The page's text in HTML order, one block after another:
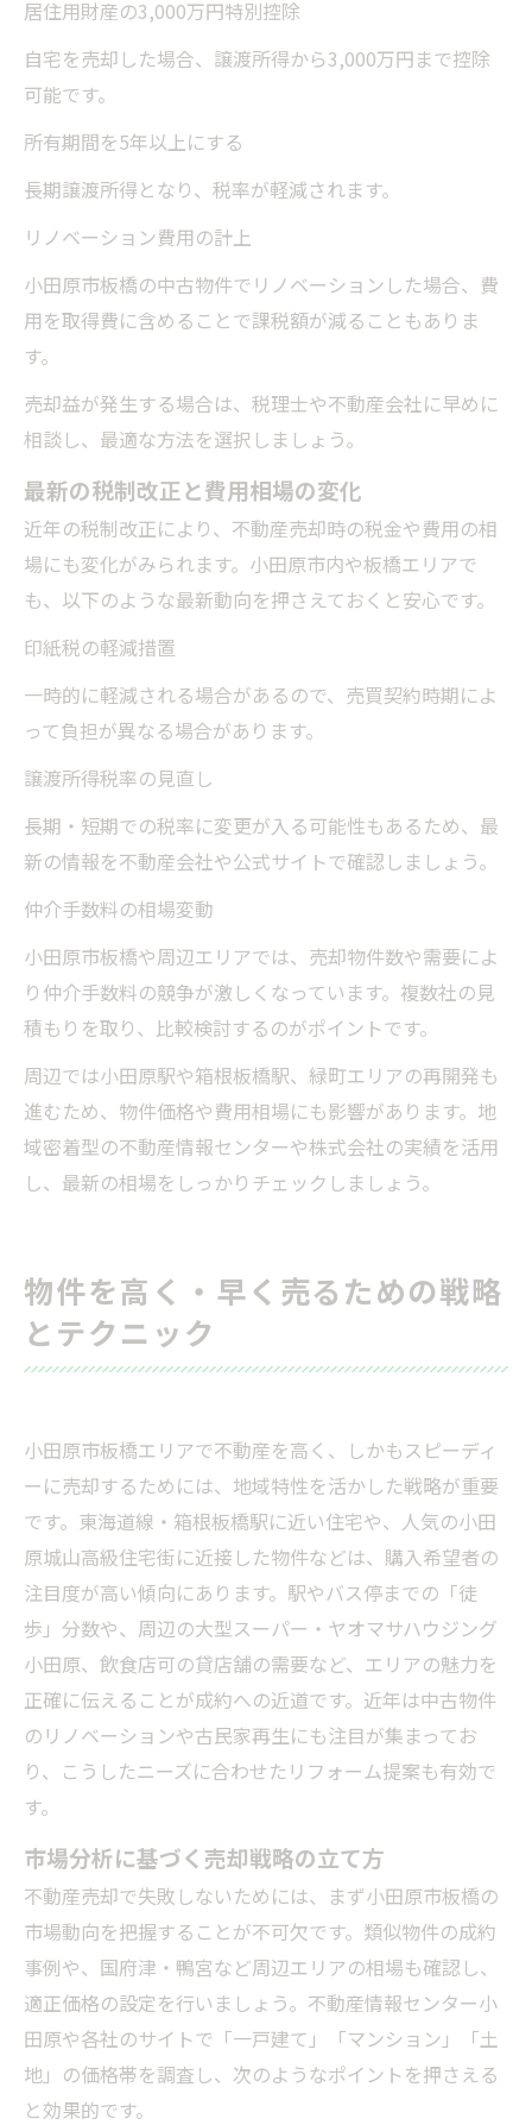
居住用財産の3,000万円特別控除
自宅を売却した場合、譲渡所得から3,000万円まで控除
可能です。
所有期間を5年以上にする
長期譲渡所得となり、税率が軽減されます。
リノベーション費用の計上
小田原市板橋の中古物件でリノベーションした場合、費
用を取得費に含めることで課税額が減ることもありま
す。
売却益が発生する場合は、税理士や不動産会社に早めに
相談し、最適な方法を選択しましょう。
最新の税制改正と費用相場の変化
近年の税制改正により、不動産売却時の税金や費用の相
場にも変化がみられます。小田原市内や板橋エリアで
も、以下のような最新動向を押さえておくと安心です。
印紙税の軽減措置
一時的に軽減される場合があるので、売買契約時期によ
って負担が異なる場合があります。
譲渡所得税率の見直し
長期・短期での税率に変更が入る可能性もあるため、最
新の情報を不動産会社や公式サイトで確認しましょう。
仲介手数料の相場変動
小田原市板橋や周辺エリアでは、売却物件数や需要によ
り仲介手数料の競争が激しくなっています。複数社の見
積もりを取り、比較検討するのがポイントです。
周辺では小田原駅や箱根板橋駅、緑町エリアの再開発も
進むため、物件価格や費用相場にも影響があります。地
域密着型の不動産情報センターや株式会社の実績を活用
し、最新の相場をしっかりチェックしましょう。
物件を高く・早く売るための戦略
とテクニック
小田原市板橋エリアで不動産を高く、しかもスピーディ
ーに売却するためには、地域特性を活かした戦略が重要
です。東海道線・箱根板橋駅に近い住宅や、人気の小田
原城山高級住宅街に近接した物件などは、購入希望者の
注目度が高い傾向にあります。駅やバス停までの「徒
歩」分数や、周辺の大型スーパー・ヤオマサハウジング
小田原、飲食店可の貸店舗の需要など、エリアの魅力を
正確に伝えることが成約への近道です。近年は中古物件
のリノベーションや古民家再生にも注目が集まってお
り、こうしたニーズに合わせたリフォーム提案も有効で
す。
市場分析に基づく売却戦略の立て方
不動産売却で失敗しないためには、まず小田原市板橋の
市場動向を把握することが不可欠です。類似物件の成約
事例や、国府津・鴨宮など周辺エリアの相場も確認し、
適正価格の設定を行いましょう。不動産情報センター小
田原や各社のサイトで「一戸建て」「マンション」「土
地」の価格帯を調査し、次のようなポイントを押さえる
と効果的です。